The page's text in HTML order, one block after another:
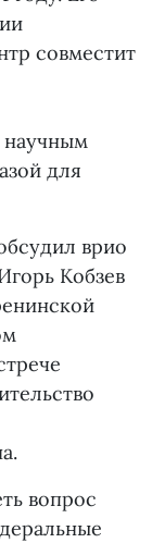
совместит
научным
для
врио
Кобзев
вопрос